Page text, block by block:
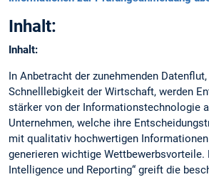
Inhalt:
Inhalt:
In Anbetracht der zunehmenden
Schnelllebigkeit der Wirtschaft, werden
stärker von der Informationstechnologie
Unternehmen, welche ihre
mit qualitativ hochwertigen
generieren wichtige Wettbewerbsvorteile.
Intelligence und Reporting“ greift die